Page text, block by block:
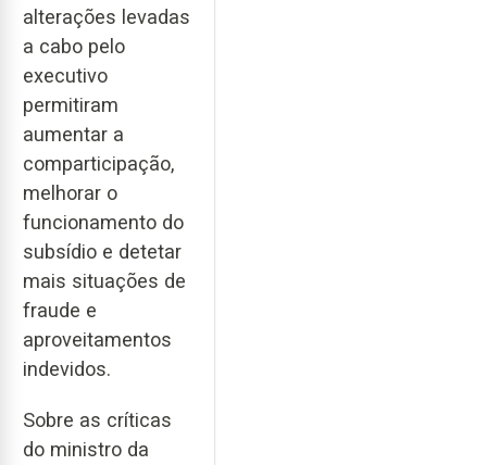
alterações levadas
a cabo pelo
executivo
permitiram
aumentar a
comparticipação,
melhorar o
funcionamento do
subsídio e detetar
mais situações de
fraude e
aproveitamentos
indevidos.
Sobre as críticas
do ministro da